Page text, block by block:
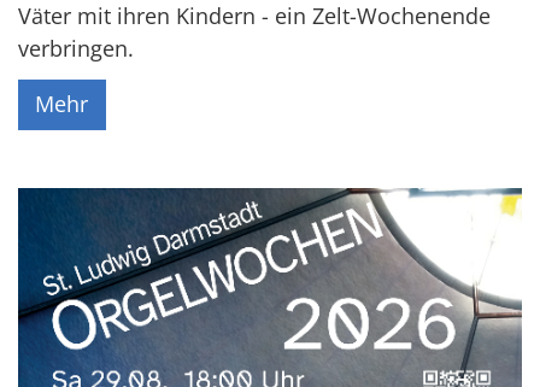
Väter mit ihren Kindern - ein Zelt-Wochenende
verbringen.
Mehr